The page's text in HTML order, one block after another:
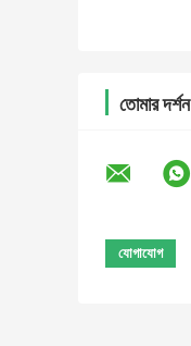
তোমার